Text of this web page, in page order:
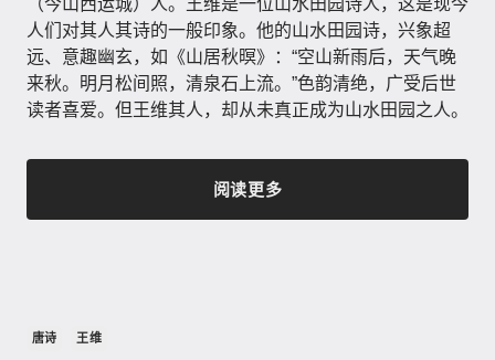
人们对其人其诗的一般印象。他的山水田园诗，兴象超
远、意趣幽玄，如《山居秋暝》：“空山新雨后，天气晚
来秋。明月松间照，清泉石上流。”色韵清绝，广受后世
读者喜爱。但王维其人，却从未真正成为山水田园之人。
阅读更多
唐诗 王维